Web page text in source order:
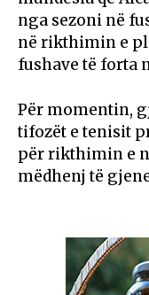
nga sezoni në
në rikthimin e
fushave të forta
Për momentin,
tifozët e tenisit
për rikthimin e
mëdhenj të